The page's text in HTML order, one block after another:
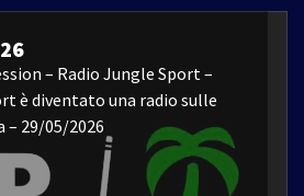
– Radio Jungle Sport –
è diventato una radio sulle
– 29/05/2026